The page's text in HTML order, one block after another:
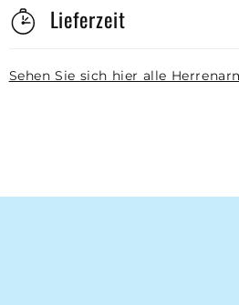
Lieferzeit
Sehen Sie sich hier alle